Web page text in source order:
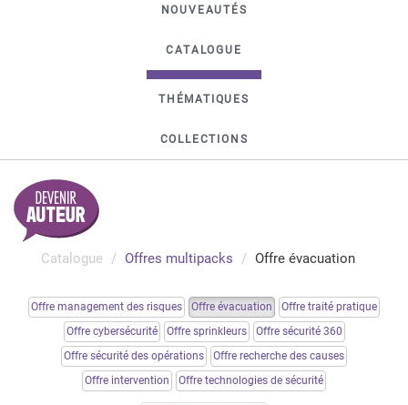
NOUVEAUTÉS
CATALOGUE
THÉMATIQUES
COLLECTIONS
Catalogue Offres multipacks Offre évacuation
Offre management des risques Offre évacuation
Offre traité pratique
Offre cybersécurité
Offre sprinkleurs
Offre sécurité 360
Offre sécurité des opérations
Offre recherche des causes
Offre intervention
Offre technologies de sécurité